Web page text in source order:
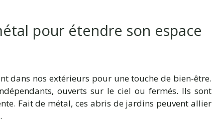
pour étendre son espace
dans nos extérieurs pour une touche de bien-être.
ouverts sur le ciel ou fermés. Ils sont
Fait de métal, ces abris de jardins peuvent allier